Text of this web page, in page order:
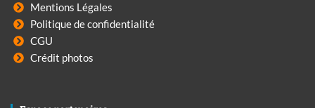
Mentions Légales
Politique de confidentialité
CGU
Crédit photos